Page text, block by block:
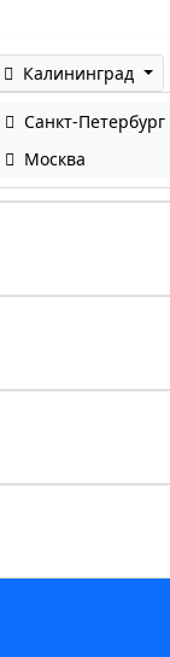
Калининград
Санкт-Петербург
Москва